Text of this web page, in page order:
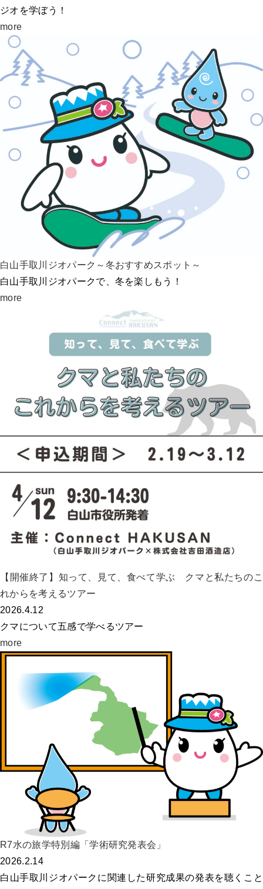
ジオを学ぼう！
more
白山手取川ジオパーク～冬おすすめスポット～
白山手取川ジオパークで、冬を楽しもう！
more
【開催終了】知って、見て、食べて学ぶ クマと私たちのこ
れからを考えるツアー
2026.4.12
クマについて五感で学べるツアー
more
R7水の旅学特別編「学術研究発表会」
2026.2.14
白山手取川ジオパークに関連した研究成果の発表を聴くこと